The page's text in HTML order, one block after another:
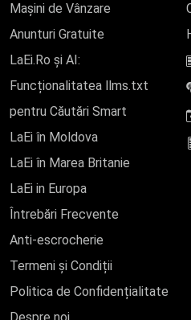
Mașini de Vânzare
Anunturi Gratuite
LaEi.Ro și AI:
Funcționalitatea llms.txt
pentru Căutări Smart
LaEi în Moldova
LaEi în Marea Britanie
LaEi in Europa
Întrebări Frecvente
Anti-escrocherie
Termeni și Condiții
Politica de Confidențialitate